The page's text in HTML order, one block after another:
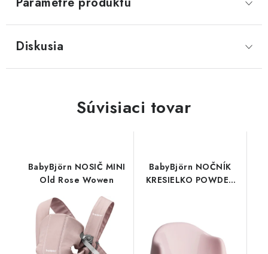
Diskusia
Súvisiaci tovar
BabyBjörn NOSIČ MINI
Old Rose Wowen
BabyBjörn NOČNÍK
KRESIELKO POWDER